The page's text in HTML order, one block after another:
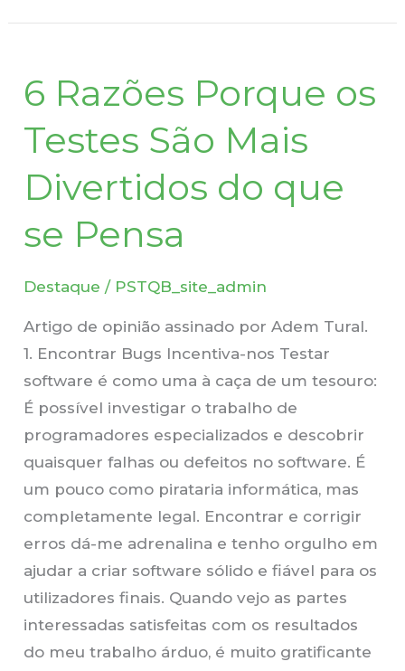
6 Razões Porque os
Testes São Mais
Divertidos do que
se Pensa
Destaque / PSTQB_site_admin
Artigo de opinião assinado por Adem Tural.
1. Encontrar Bugs Incentiva-nos Testar
software é como uma à caça de um tesouro:
É possível investigar o trabalho de
programadores especializados e descobrir
quaisquer falhas ou defeitos no software. É
um pouco como pirataria informática, mas
completamente legal. Encontrar e corrigir
erros dá-me adrenalina e tenho orgulho em
ajudar a criar software sólido e fiável para os
utilizadores finais. Quando vejo as partes
interessadas satisfeitas com os resultados
do meu trabalho árduo, é muito gratificante
Razões
São
Divertidos
se
Pensa